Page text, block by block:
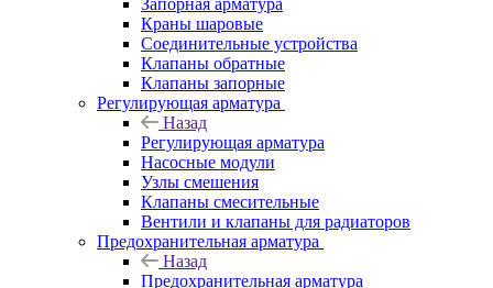
Запорная арматура
Краны шаровые
Соединительные устройства
Клапаны обратные
Клапаны запорные
Регулирующая арматура
Назад
Регулирующая арматура
Насосные модули
Узлы смешения
Клапаны смесительные
Вентили и клапаны для радиаторов
Предохранительная арматура
Назад
Предохранительная арматура